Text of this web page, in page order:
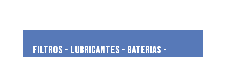
FILTROS - LUBRICANTES - BATERIAS -